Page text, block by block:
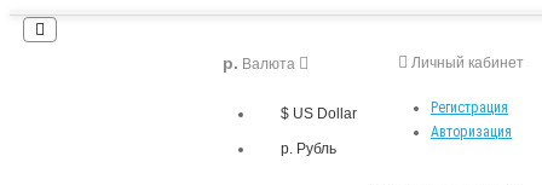
Личный кабинет
Регистрация
Авторизация
р. Валюта
$ US Dollar
р. Рубль